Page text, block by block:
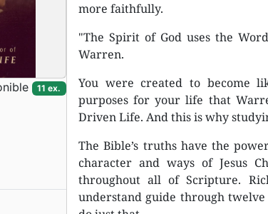
more faithfully.
"The Spirit of God uses the
Warren.
You were created to become
purposes for your life that
Driven Life. And this is why
The Bible’s truths have the
character and ways of Jesus
throughout all of Scripture.
understand guide through
11 ex.